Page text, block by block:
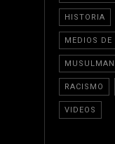
HISTORIA
MEDIOS DE
RACISMO
VIDEOS